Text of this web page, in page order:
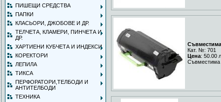
ПИШЕЩИ СРЕДСТВА
ПАПКИ
КЛАСЬОРИ, ДЖОБОВЕ И ДР.
ТЕЛЧЕТА, КЛАМЕРИ, ПИНЧЕТА И
ДР.
ХАРТИЕНИ КУБЧЕТА И ИНДЕКСИ
КОРЕКТОРИ
ЛЕПИЛА
ТИКСА
ПЕРФОРАТОРИ,ТЕЛБОДИ И
АНТИТЕЛБОДИ
ТЕХНИКА
Съвместима
Кат. №: 701
Цена: 50.00
Съвместима